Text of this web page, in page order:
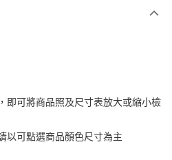
即可將商品照及尺寸表放大或縮小檢
以可點選商品顏色尺寸為主